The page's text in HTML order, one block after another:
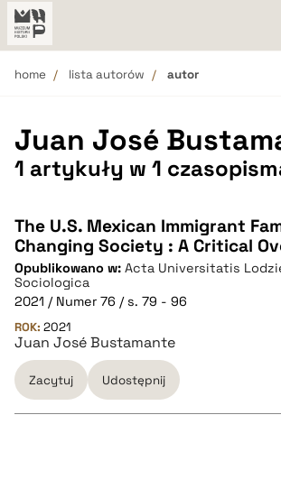
home lista autorów autor
Juan José
1 artykuły w 1
The U.S. Mexican Immigrant
Changing Society : A Critical
Opublikowano w: Acta Universitatis
Sociologica
2021 / Numer 76 / s. 79 - 96
ROK: 2021
Juan José Bustamante
Zacytuj Udostępnij